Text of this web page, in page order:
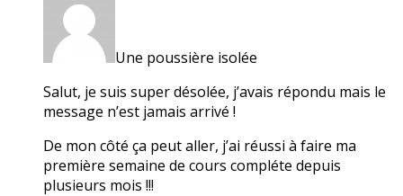
Une poussière isolée
Salut, je suis super désolée, j’avais répondu mais le
message n’est jamais arrivé !
De mon côté ça peut aller, j’ai réussi à faire ma
première semaine de cours compléte depuis
plusieurs mois !!!